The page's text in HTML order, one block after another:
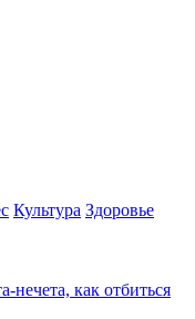
Культура Здоровье
нечета, как отбиться